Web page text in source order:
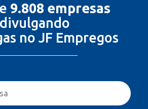
9.808 empresas
divulgando
no JF Empregos